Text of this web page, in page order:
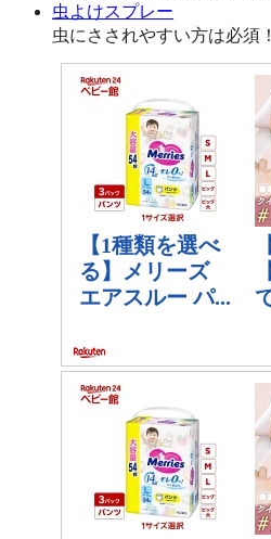
虫よけスプレー
虫にさされやすい方は必須！